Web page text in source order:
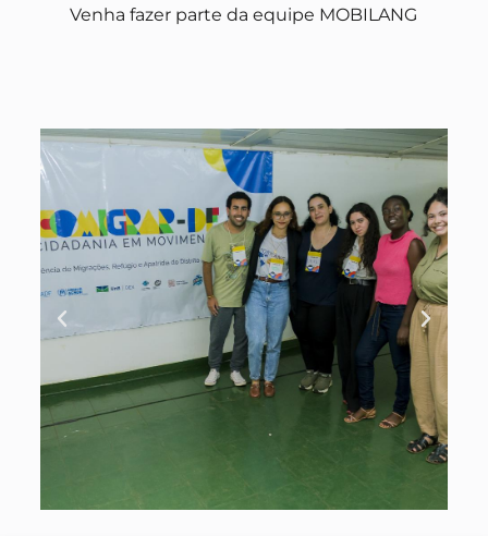
Venha fazer parte da equipe MOBILANG